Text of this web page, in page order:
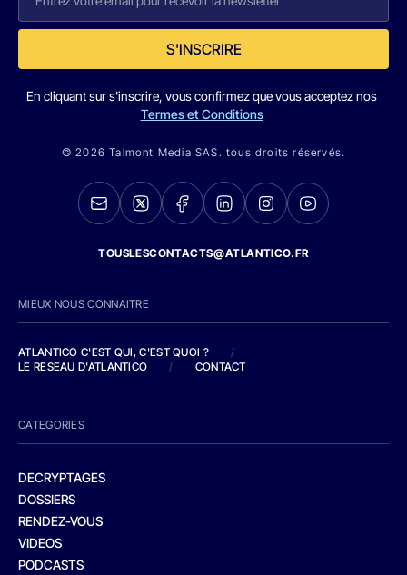
S'INSCRIRE
En cliquant sur s'inscrire, vous confirmez que vous acceptez nos
Termes et Conditions
© 2026 Talmont Media SAS. tous droits réservés.
TOUSLESCONTACTS@ATLANTICO.FR
MIEUX NOUS CONNAITRE
ATLANTICO C'EST QUI, C'EST QUOI ?
/
LE RESEAU D'ATLANTICO
/ CONTACT
CATEGORIES
DECRYPTAGES
DOSSIERS
RENDEZ-VOUS
VIDEOS
PODCASTS